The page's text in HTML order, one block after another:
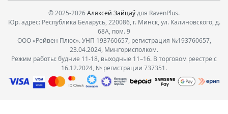
© 2025-2026Аляксей Зайцаўдля RavenPlus.
Юр. адрес: Республика Беларусь, 220086, г. Минск, ул. Калиновского, д.
68А, пом. 9
ООО «Рейвен Плюс». УНП 193760657, регистрация №193760657,
23.04.2024, Мингорисполком.
Режим работы: будние 11-18, выходные 11–16. В торговом реестре с
16.12.2024, № регистрации 737351.